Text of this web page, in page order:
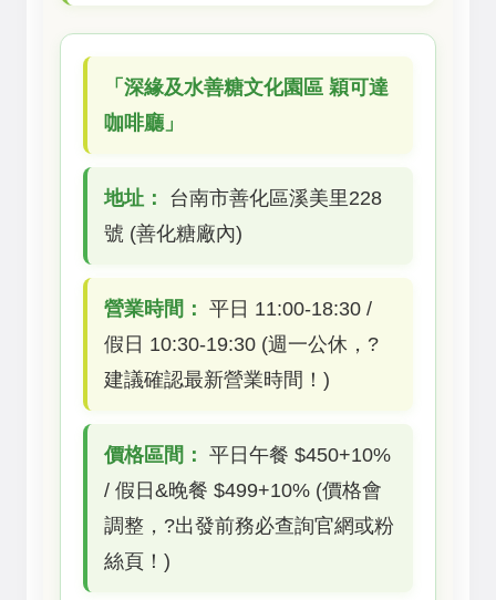
「深緣及水善糖文化園區 穎可達
咖啡廳」
地址：
台南市善化區溪美里228
號 (善化糖廠內)
營業時間： 平日 11:00-18:30 /
假日 10:30-19:30 (週一公休，?
建議確認最新營業時間！)
價格區間： 平日午餐 $450+10%
/ 假日&晚餐 $499+10% (價格會
調整，?出發前務必查詢官網或粉
絲頁！)